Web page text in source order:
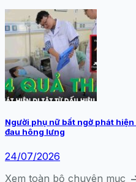
Người phụ nữ bất ngờ phát
đau hông lưng
24/07/2026
Xem toàn bộ chuyên mục